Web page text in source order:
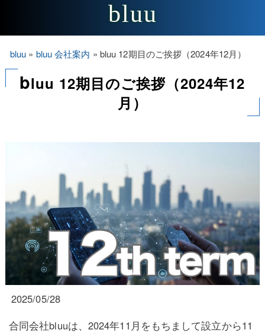
bluu
bluu » bluu 会社案内 » bluu 12期目のご挨拶（2024年12月）
bluu 12期目のご挨拶（2024年12
月）
2025/05/28
合同会社bluuは、2024年11月をもちまして設立から11